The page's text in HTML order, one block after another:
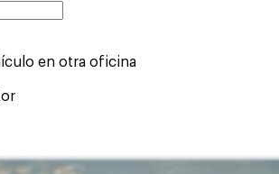
en otra oficina